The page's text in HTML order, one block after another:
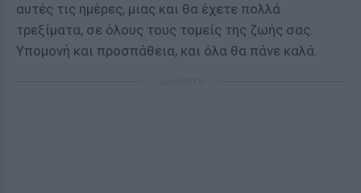
αυτές τις ημέρες, μιας και θα έχετε πολλά
τρεξίματα, σε όλους τους τομείς της ζωής σας.
Υπομονή και προσπάθεια, και όλα θα πάνε καλά.